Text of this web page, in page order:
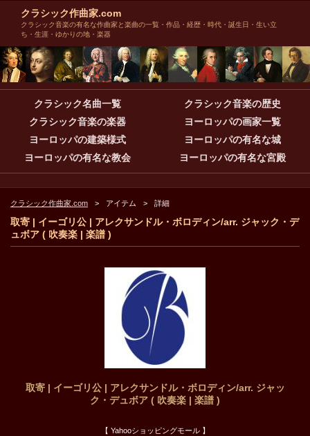
クラシック作曲家.com
クラシック音楽の有名な作曲家と楽曲の一覧・作品・経歴・時代・誕生日・生い立
ち・生涯・ゆかりの地・楽器
クラシック名曲一覧
クラシック音楽の歴史
クラシック音楽の楽器
ヨーロッパの画家一覧
ヨーロッパの建築様式
ヨーロッパの有名な城
ヨーロッパの有名な教会
ヨーロッパの有名な宮殿
クラシック作曲家.com アイテム 詳細
取寄 | イーゴリ公 | アレクサンドル・ボロディン/arr. ジャック・デ
ュボア ( 吹奏楽 | 楽譜 )
取寄 | イーゴリ公 | アレクサンドル・ボロディン/arr. ジャッ
ク・デュボア ( 吹奏楽 | 楽譜 )
【 Yahooショッピングモール 】